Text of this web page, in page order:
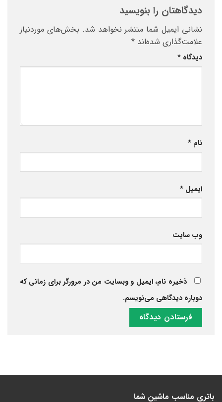
دیدگاهتان را بنویسید
نشانی ایمیل شما منتشر نخواهد شد. بخش‌های موردنیاز
علامت‌گذاری شده‌اند *
دیدگاه *
نام *
ایمیل *
وب‌ سایت
ذخیره نام، ایمیل و وبسایت من در مرورگر برای زمانی که
دوباره دیدگاهی می‌نویسم.
باتری مناسب ماشین شما